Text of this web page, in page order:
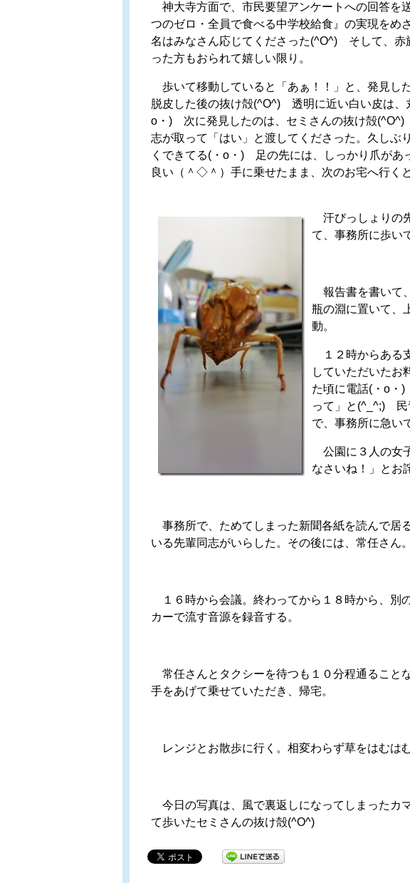
神大寺方面で、市民要望アンケートへの回答を
つのゼロ・全員で食べる中学校給食』の実現をめ
名はみなさん応じてくださった(^O^) そして、赤
った方もおられて嬉しい限り。
歩いて移動していると「あぁ！！」と、発見し
脱皮した後の抜け殻(^O^) 透明に近い白い皮は、
o・) 次に発見したのは、セミさんの抜け殻
志が取って「はい」と渡してくださった。久しぶ
くできてる(・o・) 足の先には、しっかり爪があ
良い（＾◇＾）手に乗せたまま、次のお宅へ行く
汗びっしょりの
て、事務所に歩い
報告書を書いて
瓶の淵に置いて、
動。
１２時からある
していただいたお
た頃に電話(・o・
って」と(^_^;) 民
で、事務所に急い
公園に３人の女
なさいね！」とお
事務所で、ためてしまった新聞各紙を読んで居
いる先輩同志がいらした。その後には、常任さん。
１６時から会議。終わってから１８時から、
カーで流す音源を録音する。
常任さんとタクシーを待つも１０分程通ること
手をあげて乗せていただき、帰宅。
レンジとお散歩に行く。相変わらず草をはむは
今日の写真は、風で裏返しになってしまったカ
て歩いたセミさんの抜け殻(^O^)